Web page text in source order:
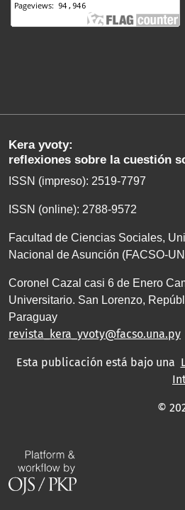
Kera yvoty:
reflexiones sobre la cuestión
ISSN (impreso): 2519-7797
ISSN (online): 2788-9572
Facultad de Ciencias Sociales,
Nacional de Asunción (FACSO-
Coronel Cazal casi 6 de Enero
Universitario. San Lorenzo,
Paraguay
revista_kera_yvoty@facso.una.py
Esta publicación está bajo una
©